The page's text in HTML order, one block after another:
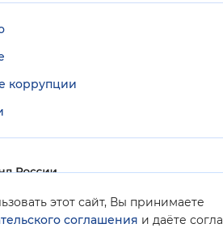
этот сайт, Вы принимаете
соглашения и даёте
коррупции